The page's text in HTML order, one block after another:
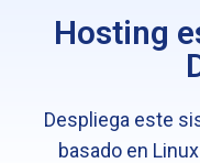
Hosting
Despliega este
basado en